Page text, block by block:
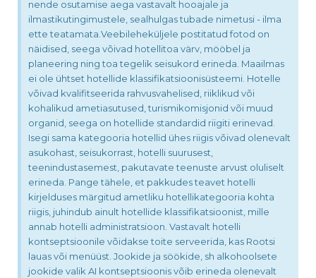
nende osutamise aega vastavalt hooajale ja
ilmastikutingimustele, sealhulgas tubade nimetusi - ilma
ette teatamata.Veebileheküljele postitatud fotod on
näidised, seega võivad hotellitoa värv, mööbel ja
planeering ning toa tegelik seisukord erineda. Maailmas
ei ole ühtset hotellide klassifikatsioonisüsteemi. Hotelle
võivad kvalifitseerida rahvusvahelised, riiklikud või
kohalikud ametiasutused, turismikomisjonid või muud
organid, seega on hotellide standardid riigiti erinevad.
Isegi sama kategooria hotellid ühes riigis võivad olenevalt
asukohast, seisukorrast, hotelli suurusest,
teenindustasemest, pakutavate teenuste arvust oluliselt
erineda. Pange tähele, et pakkudes teavet hotelli
kirjelduses märgitud ametliku hotellikategooria kohta
riigis, juhindub ainult hotellide klassifikatsioonist, mille
annab hotelli administratsioon. Vastavalt hotelli
kontseptsioonile võidakse toite serveerida, kas Rootsi
lauas või menüüst. Jookide ja söökide, sh alkohoolsete
jookide valik AI kontseptsioonis võib erineda olenevalt